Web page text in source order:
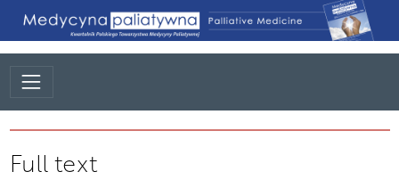
Full text